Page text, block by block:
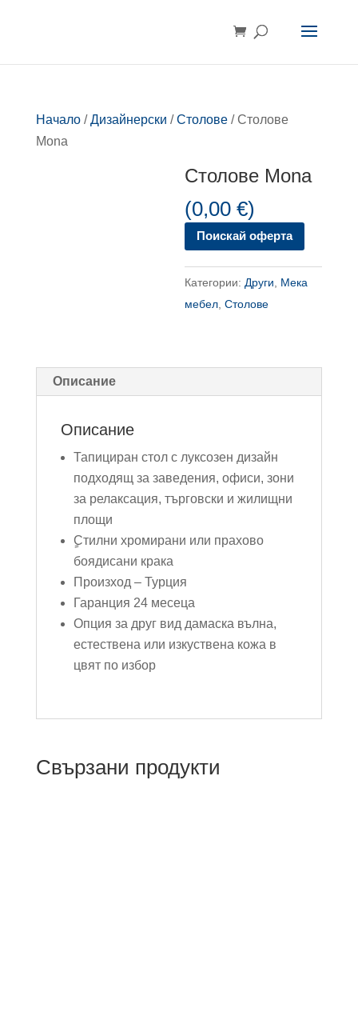
Начало/Дизайнерски /Столове/ Столове
Mona
Столове Mona
(0,00€)
Поискай оферта
Категории: Други
Мека
мебел ,Столове
Описание
Описание
Тапициран стол с луксозен дизайн
подходящ за заведения, офиси, зони
за релаксация, търговски и жилищни
площи
ٍСтилни хромирани или прахово
боядисани крака
Произход – Турция
Гаранция 24 месеца
Опция за друг вид дамаска вълна,
естествена или изкуствена кожа в
цвят по избор
Свързани продукти